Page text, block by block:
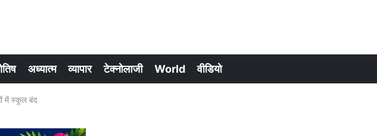
अध्यात्म व्यापार टेक्नोलाजी World वीडियो
में स्कूल बंद